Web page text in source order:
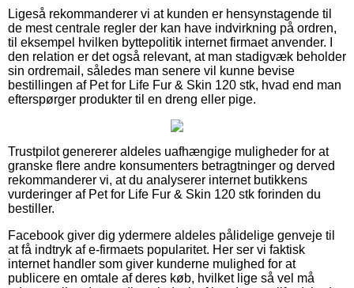
Ligeså rekommanderer vi at kunden er hensynstagende til
de mest centrale regler der kan have indvirkning på ordren,
til eksempel hvilken byttepolitik internet firmaet anvender. I
den relation er det også relevant, at man stadigvæk beholder
sin ordremail, således man senere vil kunne bevise
bestillingen af Pet for Life Fur & Skin 120 stk, hvad end man
efterspørger produkter til en dreng eller pige.
Trustpilot genererer aldeles uafhængige muligheder for at
granske flere andre konsumenters betragtninger og derved
rekommanderer vi, at du analyserer internet butikkens
vurderinger af Pet for Life Fur & Skin 120 stk forinden du
bestiller.
Facebook giver dig ydermere aldeles pålidelige genveje til
at få indtryk af e-firmaets popularitet. Her ser vi faktisk
internet handler som giver kunderne mulighed for at
publicere en omtale af deres køb, hvilket lige så vel må